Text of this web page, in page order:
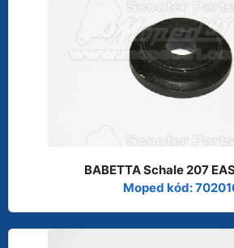
BABETTA Schale 207
Moped kód: